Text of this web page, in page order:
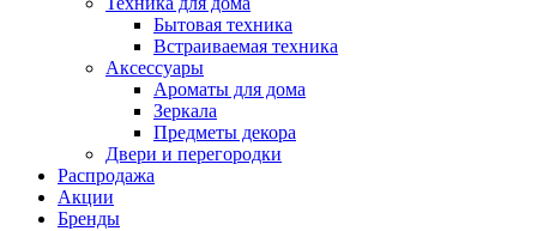
Бытовая техника
Встраиваемая техника
Аксессуары
Ароматы для дома
Зеркала
Предметы декора
Двери и перегородки
Распродажа
Акции
Бренды